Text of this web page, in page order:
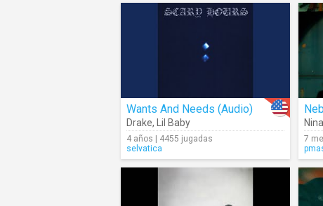
Wants And Needs (Audio)
Drake, Lil Baby
4 años | 4455 jugadas
selvatica
7